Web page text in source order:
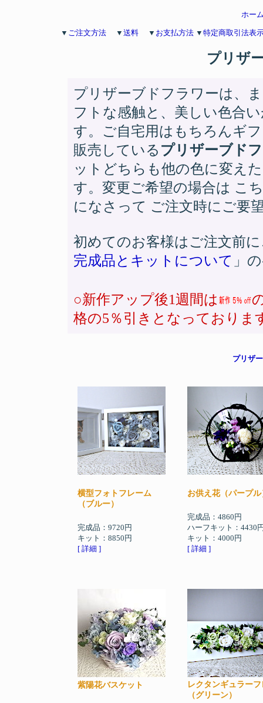
ホー
▼ ご注文方法▼ 送料▼ お支払方法▼ 特定商取引法表
プリザ
プリザーブドフラワーは、
フトな感触と、美しい色合
す。ご自宅用はもちろんギ
販売している プリザーブド
ットどちらも他の色に変え
す。変更ご希望の場合は こ
になさって ご注文時にご要
初めてのお客様はご注文前
完成品とキットについて 」
○新作アップ後1週間は
格の5％引きとなっておりま
プリザ
横型フォトフレーム
（ブルー）
完成品：9720円
キット：8850円
[ 詳細 ]
お供え花（パープル
完成品：4860円
ハーフキット：4430
キット：4000円
[ 詳細 ]
紫陽花バスケット
レクタンギュラー
（グリーン）